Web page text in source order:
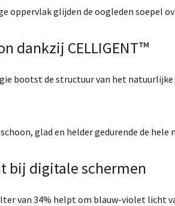
oppervlak glijden de oogleden soepel
dankzij CELLIGENT™
bootst de structuur van het
schoon, glad en heldergedurende de
bij digitale schermen
van 34% helpt om blauw-violet licht